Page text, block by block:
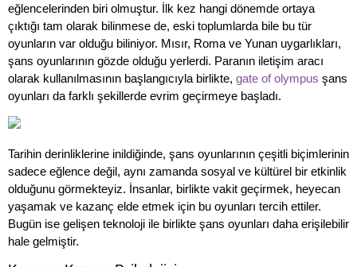
eğlencelerinden biri olmuştur. İlk kez hangi dönemde ortaya
çıktığı tam olarak bilinmese de, eski toplumlarda bile bu tür
oyunların var olduğu biliniyor. Mısır, Roma ve Yunan uygarlıkları,
şans oyunlarının gözde olduğu yerlerdi. Paranın iletişim aracı
olarak kullanılmasının başlangıcıyla birlikte, gate of olympus şans
oyunları da farklı şekillerde evrim geçirmeye başladı.
Tarihin derinliklerine inildiğinde, şans oyunlarının çeşitli biçimlerinin
sadece eğlence değil, aynı zamanda sosyal ve kültürel bir etkinlik
olduğunu görmekteyiz. İnsanlar, birlikte vakit geçirmek, heyecan
yaşamak ve kazanç elde etmek için bu oyunları tercih ettiler.
Bugün ise gelişen teknoloji ile birlikte şans oyunları daha erişilebilir
hale gelmiştir.